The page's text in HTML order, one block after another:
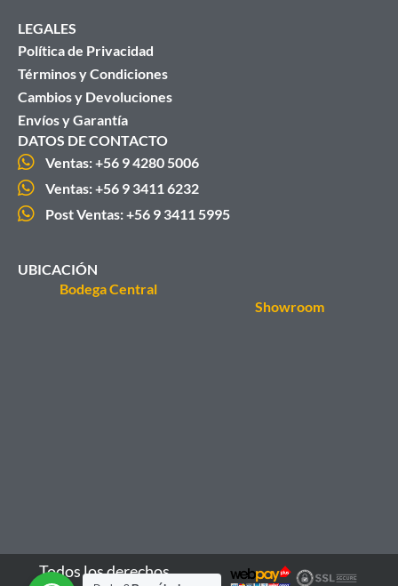
LEGALES
Política de Privacidad
Términos y Condiciones
Cambios y Devoluciones
Envíos y Garantía
DATOS DE CONTACTO
Ventas: +56 9 4280 5006
Ventas: +56 9 3411 6232
Post Ventas: +56 9 3411 5995
UBICACIÓN
Bodega Central
Showroom
Todos los derechos